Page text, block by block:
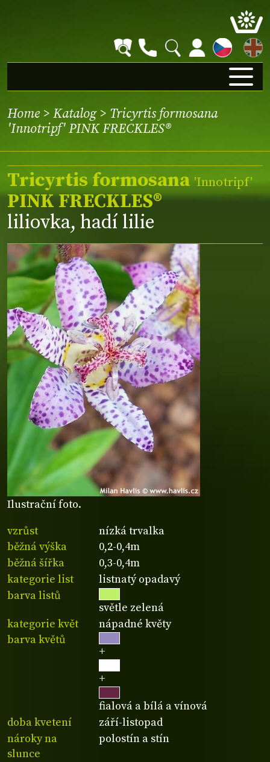
EN
Home > Katalog> Tricyrtis formosana
'Innotripf' PINK FRECKLES®
Ilustrační foto.
Tricyrtis formosana 'Innotripf'
PINK FRECKLES®
liliovka, hadí lilie
vzrůst
nízká trvalka
běžná výška
0,2-0,4m
běžná šířka
0,3-0,4m
kategorie list
listnatý opadavý
barva listů
světle zelená
kategorie květ
nápadné květy
barva květů
+
+
fialová a bílá a vínová
doba kvetení
září-listopad
nároky na
slunce
polostín a stín